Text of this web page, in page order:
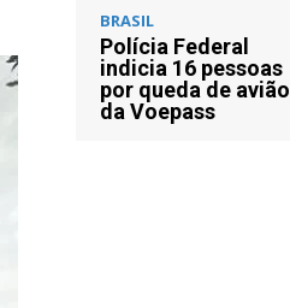
BRASIL
Polícia Federal
indicia 16 pessoas
por queda de avião
da Voepass